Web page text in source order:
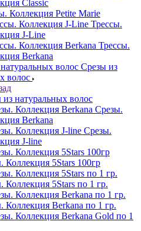
Classic
Коллекция Petite Marie
Трессы.
J-Line
Трессы.
Berkana
Срезы из
волос
натуральных волос
Срезы.
Berkana
Срезы.
J-line
Коллекция 5Stars 100гр
Коллекция 5Stars по 1 гр.
Коллекция Berkana по 1 гр.